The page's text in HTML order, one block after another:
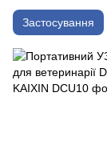
Застосування